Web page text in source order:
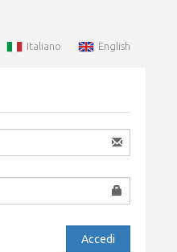
Italiano English